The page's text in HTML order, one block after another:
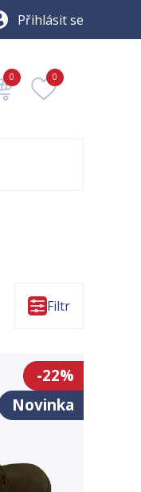
Přihlásit se
0 0
Filtr
-22%
Novinka